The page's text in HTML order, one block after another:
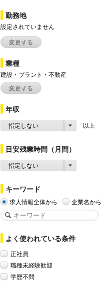
勤務地
設定されていません
変更する
業種
建設・プラント・不動産
変更する
年収
指定しない 以上
目安残業時間（月間）
指定しない
キーワード
求人情報全体から 企業名から
よく使われている条件
正社員
職種未経験歓迎
学歴不問